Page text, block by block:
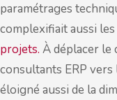
paramétrages
complexifiait aussi les
projets. À déplacer le
consultants ERP
éloigné aussi de la